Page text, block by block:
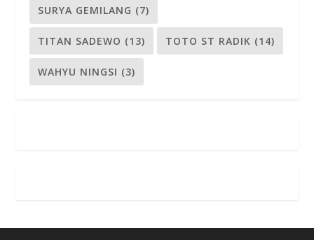
SURYA GEMILANG (7)
TITAN SADEWO (13) TOTO ST RADIK (14)
WAHYU NINGSI (3)